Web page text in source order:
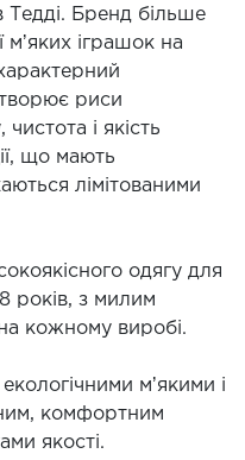
Тедді. Бренд більше
мʼяких іграшок на
риси
і якість
що мають
лімітованими
одягу для
років, з милим
кожному виробі.
мʼякими і
комфортним
якості.